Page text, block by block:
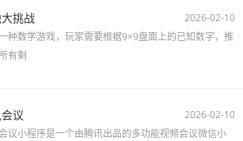
挑战
2026-02-10
种数学游戏，玩家需要根据9×9盘面上的已知数字，推
有剩
议
2026-02-10
议小程序是一个由腾讯出品的多功能视频会议微信小